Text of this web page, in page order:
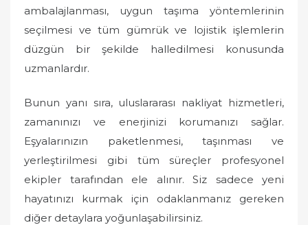
ambalajlanması, uygun taşıma yöntemlerinin
seçilmesi ve tüm gümrük ve lojistik işlemlerin
düzgün bir şekilde halledilmesi konusunda
uzmanlardır.
Bunun yanı sıra, uluslararası nakliyat hizmetleri,
zamanınızı ve enerjinizi korumanızı sağlar.
Eşyalarınızın paketlenmesi, taşınması ve
yerleştirilmesi gibi tüm süreçler profesyonel
ekipler tarafından ele alınır. Siz sadece yeni
hayatınızı kurmak için odaklanmanız gereken
diğer detaylara yoğunlaşabilirsiniz.